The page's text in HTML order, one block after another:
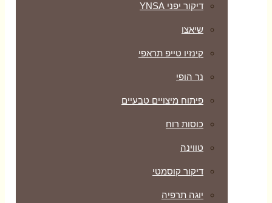
דיקור יפני YNSA
שיאצו
קינזיו טייפ תראפי
נר הופי
פיתוח מיצויים טבעיים
כוסות רוח
טווינה
דיקור קוסמטי
יוגה תרפיה